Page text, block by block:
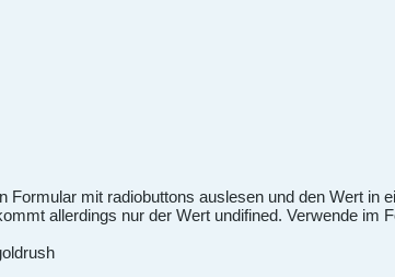
Formular mit radiobuttons auslesen und den Wert in
allerdings nur der Wert undifined. Verwende im